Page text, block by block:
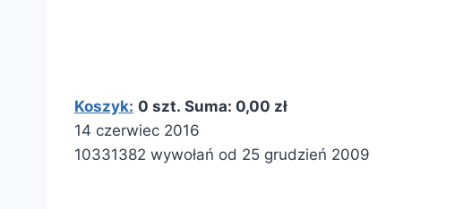
Koszyk: 0 szt. Suma: 0,00 zł
14 czerwiec 2016
10331382 wywołań od 25 grudzień 2009